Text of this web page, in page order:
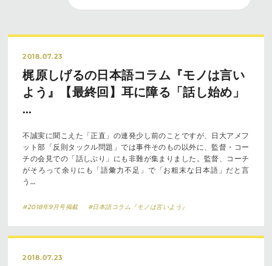
2018.07.23
梶原しげるの日本語コラム『モノは言い
よう』【最終回】耳に障る「話し始め」
…
不誠実に聞こえた「正直」の連発少し前のことですが、日大アメフ
ット部「反則タックル問題」では事件そのもの以外に、監督・コー
チの会見での「話しぶり」にも非難が集まりました。監督、コーチ
がそろって余りにも「語彙力不足」で「お粗末な日本語」だと言
う…
#2018年9月号掲載 #日本語コラム『モノは言いよう』
2018.07.23